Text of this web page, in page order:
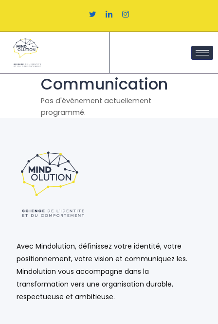
Communication
Pas d'événement actuellement
programmé.
Avec Mindolution, définissez votre identité, votre
positionnement, votre vision et communiquez les.
Mindolution vous accompagne dans la
transformation vers une organisation durable,
respectueuse et ambitieuse.